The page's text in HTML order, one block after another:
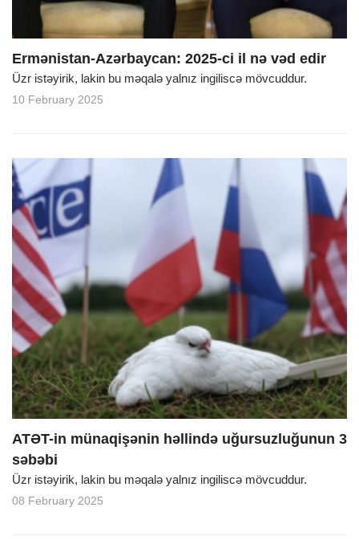
Ermənistan-Azərbaycan: 2025-ci il nə vəd edir
Üzr istəyirik, lakin bu məqalə yalnız ingiliscə mövcuddur.
10 February 2025
ATƏT-in münaqişənin həllində uğursuzluğunun 3
səbəbi
Üzr istəyirik, lakin bu məqalə yalnız ingiliscə mövcuddur.
08 February 2025